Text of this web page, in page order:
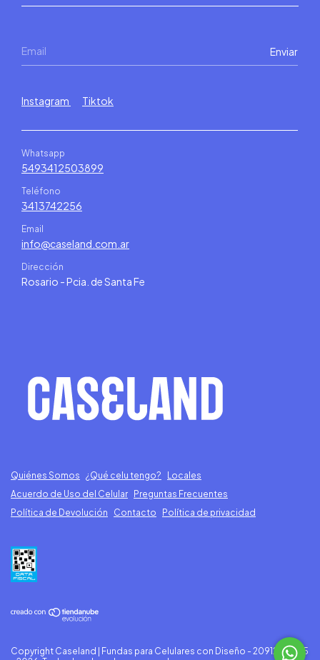
Instagram Tiktok
Whatsapp
5493412503899
Teléfono
3413742256
Email
info@caseland.com.ar
Dirección
Rosario - Pcia. de Santa Fe
Quiénes Somos ¿Qué celu tengo?
Locales
Acuerdo de Uso del Celular
Preguntas Frecuentes
Política de Devolución
Contacto Política de privacidad
Copyright Caseland | Fundas para Celulares con Diseño - 20912996175